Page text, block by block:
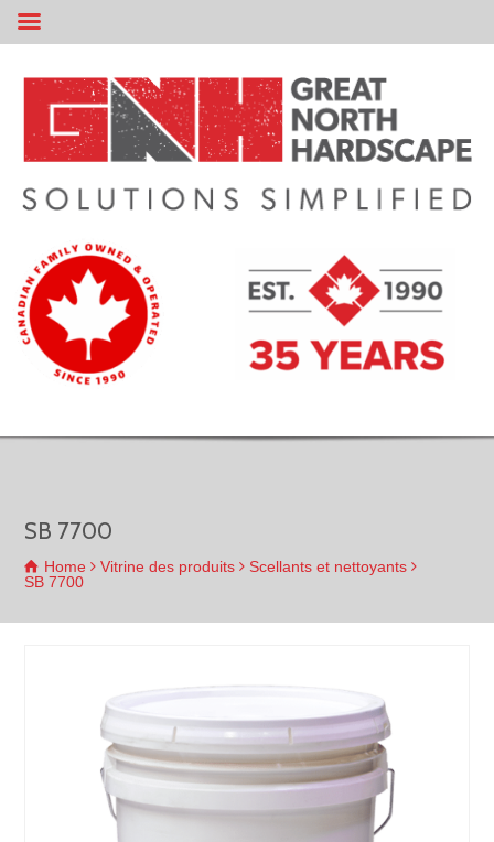
SB 7700
Home Vitrine des produits
Scellants et nettoyants
SB 7700